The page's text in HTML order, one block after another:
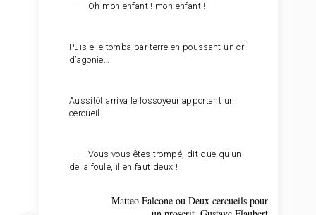
— Oh mon enfant ! mon enfant !
Puis elle tomba par terre en poussant un cri
d’agonie…
Aussitôt arriva le fossoyeur apportant un
cercueil.
— Vous vous êtes trompé, dit quelqu’un
de la foule, il en faut deux !
Matteo Falcone ou Deux cercueils pour